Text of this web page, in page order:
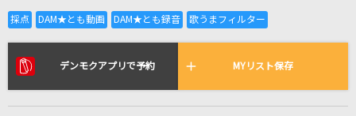
全国りれき
リアルタイムで歌われている曲の一覧
デンモクアプリで予約 MYリスト保存